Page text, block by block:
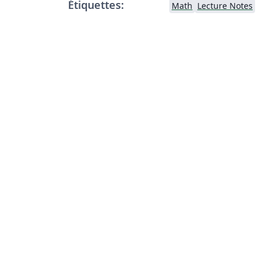
Étiquettes: Math Lecture Notes